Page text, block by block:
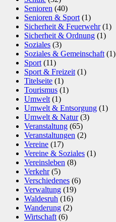
Senioren (40)
Senioren & Sport(1)
Sicherheit & Feuerwehr(1)
Sicherheit & Ordnung (1)
Soziales (3)
Soziales & Gemeinschaft(1)
Sport(11)
Sport & Freizeit(1)
Titelseite (1)
Tourismus (1)
Umwelt(1)
Umwelt & Entsorgung (1)
Umwelt & Natur(3)
Veranstaltung (65)
Veranstaltungen (2)
Vereine (17)
Vereine & Soziales (1)
Vereinsleben (8)
Verkehr(5)
Verschiedenes (6)
Verwaltung (19)
Waldesruh (16)
Wanderung (2)
Wirtschaft(6)